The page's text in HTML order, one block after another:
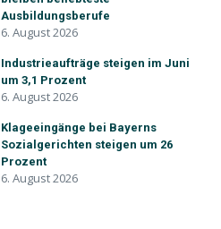
Ausbildungsberufe
6. August 2026
Industrieaufträge steigen im Juni
um 3,1 Prozent
6. August 2026
Klageeingänge bei Bayerns
Sozialgerichten steigen um 26
Prozent
6. August 2026